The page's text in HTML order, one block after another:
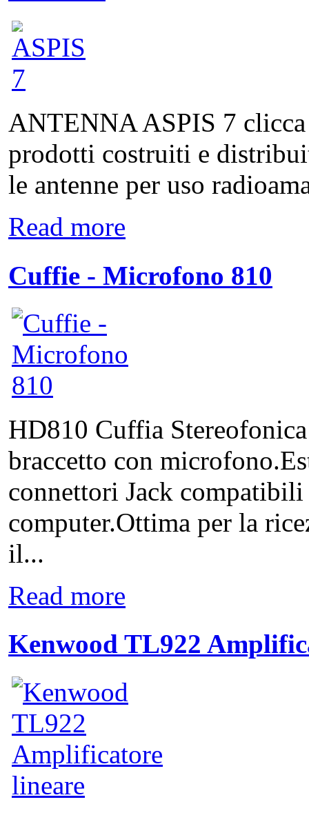
ANTENNA ASPIS 7
prodotti costruiti e
le antenne per uso
Read more
Cuffie - Microfono 810
HD810 Cuffia
braccetto con
connettori Jack compatibili
computer.Ottima per la
il...
Read more
Kenwood TL922